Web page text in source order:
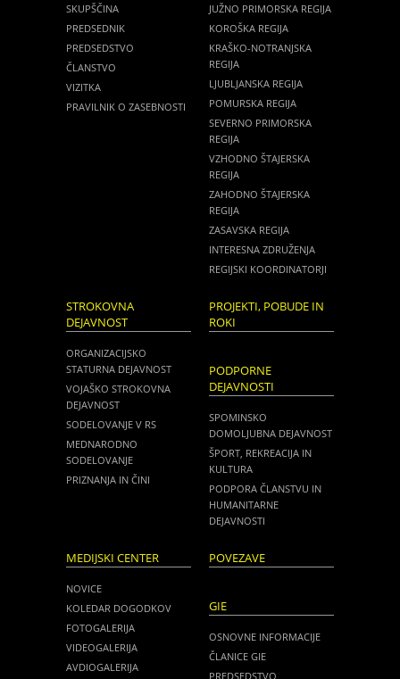
SKUPŠČINA
PREDSEDNIK
PREDSEDSTVO
ČLANSTVO
VIZITKA
PRAVILNIK O ZASEBNOSTI
JUŽNO PRIMORSKA REGIJA
KOROŠKA REGIJA
KRAŠKO-NOTRANJSKA
REGIJA
LJUBLJANSKA REGIJA
POMURSKA REGIJA
SEVERNO PRIMORSKA
REGIJA
VZHODNO ŠTAJERSKA
REGIJA
ZAHODNO ŠTAJERSKA
REGIJA
ZASAVSKA REGIJA
INTERESNA ZDRUŽENJA
REGIJSKI KOORDINATORJI
STROKOVNA
DEJAVNOST
ORGANIZACIJSKO
STATURNA DEJAVNOST
VOJAŠKO STROKOVNA
DEJAVNOST
SODELOVANJE V RS
MEDNARODNO
SODELOVANJE
PRIZNANJA IN ČINI
PROJEKTI, POBUDE IN
ROKI
PODPORNE
DEJAVNOSTI
SPOMINSKO
DOMOLJUBNA DEJAVNOST
ŠPORT, REKREACIJA IN
KULTURA
PODPORA ČLANSTVU IN
HUMANITARNE
DEJAVNOSTI
MEDIJSKI CENTER
NOVICE
KOLEDAR DOGODKOV
FOTOGALERIJA
VIDEOGALERIJA
AVDIOGALERIJA
POVEZAVE
GIE
OSNOVNE INFORMACIJE
ČLANICE GIE
PREDSEDSTVO